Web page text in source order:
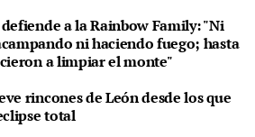
defiende a la Rainbow Family: "Ni
ni haciendo fuego; hasta
a limpiar el monte"
rincones de León desde los que
total